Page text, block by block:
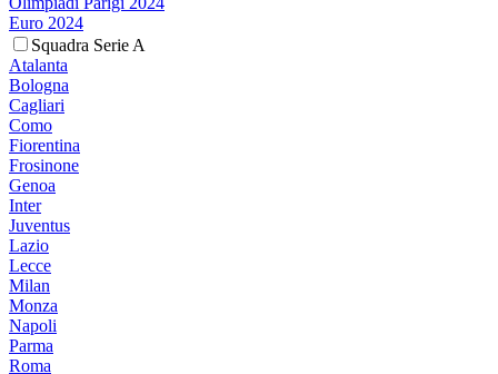
Euro 2024
Squadra Serie A
Atalanta
Bologna
Cagliari
Como
Fiorentina
Frosinone
Genoa
Inter
Juventus
Lazio
Lecce
Milan
Monza
Napoli
Parma
Roma